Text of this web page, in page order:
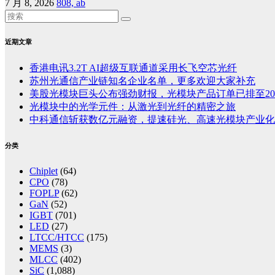
7 月 8, 2026 808, ab
近期文章
香港电讯3.2T AI超级互联通道采用长飞空芯光纤
苏州光通信产业链知名企业名单，更多欢迎大家补充
美股光模块巨头公布强劲财报，光模块产品订单已排至
光模块中的光学元件：从激光到光纤的精密之旅
中科通信斩获数亿元融资，提速硅光、高速光模块产业化
分类
Chiplet (64)
CPO (78)
FOPLP(62)
GaN (52)
IGBT (701)
LED (27)
LTCC/HTCC (175)
MEMS (3)
MLCC (402)
SiC (1,088)